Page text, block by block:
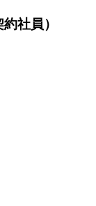
社員）